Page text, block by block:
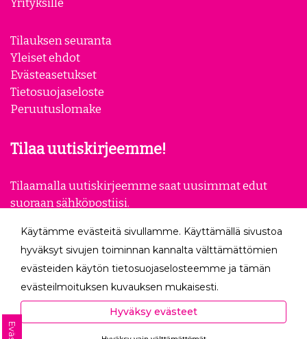
Tilauksen seuranta
Yleiset ehdot
Evästeasetukset
Tietosuojaseloste
Peruutuslomake
Tilaa uutiskirjeemme!
Tilaamalla uutiskirjeemme saat uusimmat edut
suoraan sähköpostiisi.
Seuraa meitä
Käytämme evästeitä sivullamme. Käyttämällä sivustoa
hyväksyt sivujen toiminnan kannalta välttämättömien
evästeiden käytön tietosuojaselosteemme ja tämän
evästeilmoituksen kuvauksen mukaisesti.
Hyväksyessäsi analytiikka- ja markkinointievästeet
autat meitä mittaamaan ja analysoimaan
Hyväksy evästeet